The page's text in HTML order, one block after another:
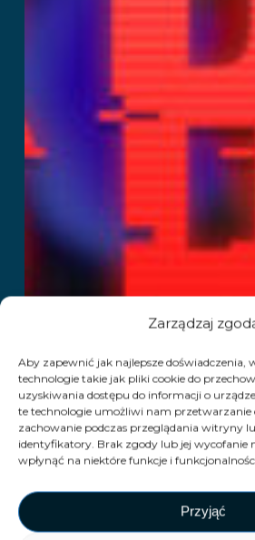
Zarządzaj
Aby zapewnić jak najlepsze doświadczenia,
technologie takie jak pliki cookie do
uzyskiwania dostępu do informacji o
te technologie umożliwi nam przetwarzanie
zachowanie podczas przeglądania witryny
identyfikatory. Brak zgody lub jej wycofanie
wpłynąć na niektóre funkcje i
Przyjąć